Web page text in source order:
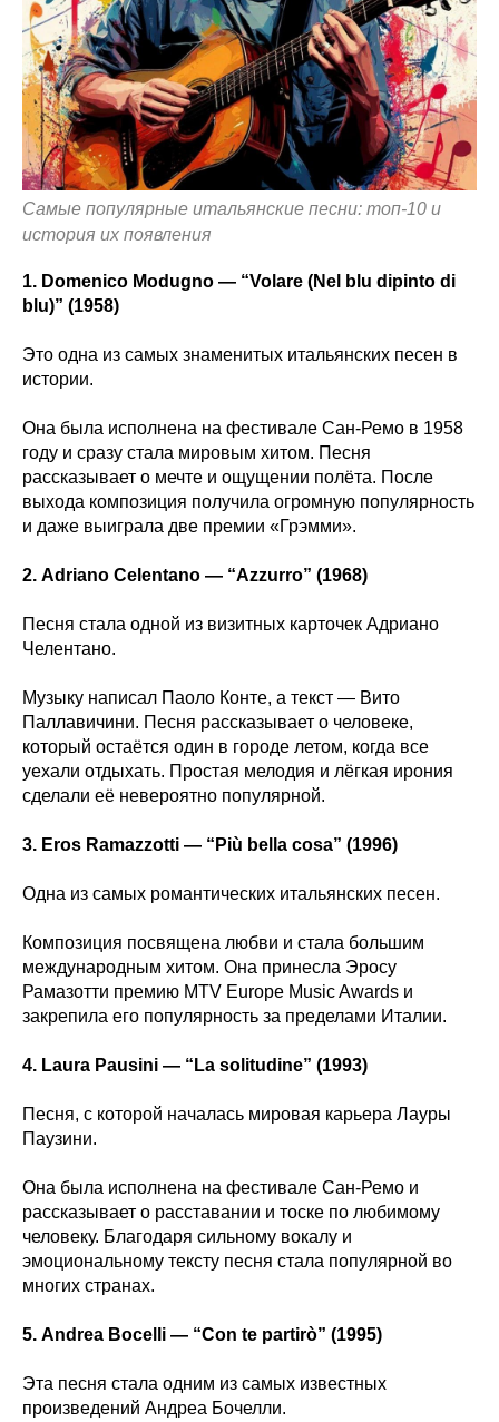
Самые популярные итальянские песни: топ-10 и
история их появления
1. Domenico Modugno — “Volare (Nel blu dipinto di
blu)” (1958)
Это одна из самых знаменитых итальянских песен в
истории.
Она была исполнена на фестивале Сан-Ремо в 1958
году и сразу стала мировым хитом. Песня
рассказывает о мечте и ощущении полёта. После
выхода композиция получила огромную популярность
и даже выиграла две премии «Грэмми».
2. Adriano Celentano — “Azzurro” (1968)
Песня стала одной из визитных карточек Адриано
Челентано.
Музыку написал Паоло Конте, а текст — Вито
Паллавичини. Песня рассказывает о человеке,
который остаётся один в городе летом, когда все
уехали отдыхать. Простая мелодия и лёгкая ирония
сделали её невероятно популярной.
3. Eros Ramazzotti — “Più bella cosa” (1996)
Одна из самых романтических итальянских песен.
Композиция посвящена любви и стала большим
международным хитом. Она принесла Эросу
Рамазотти премию MTV Europe Music Awards и
закрепила его популярность за пределами Италии.
4. Laura Pausini — “La solitudine” (1993)
Песня, с которой началась мировая карьера Лауры
Паузини.
Она была исполнена на фестивале Сан-Ремо и
рассказывает о расставании и тоске по любимому
человеку. Благодаря сильному вокалу и
эмоциональному тексту песня стала популярной во
многих странах.
5. Andrea Bocelli — “Con te partirò” (1995)
Эта песня стала одним из самых известных
произведений Андреа Бочелли.